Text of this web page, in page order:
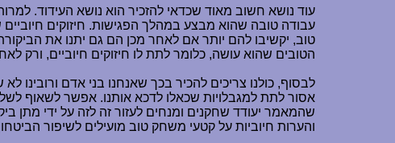
עוד נושא חשוב מאוד שכדאי להזכיר הוא נושא העידוד.
עבודה טובה שהוא מבצע במהלך הפגישות. חיזוקים
טוב, יקשיבו להם יותר אם לאחר מכן הם גם יתנו את
הטובים שהוא עושה, כלומר לתת לו חיזוקים חיוביים, ורק
לבסוף, כולנו צריכים להכיר בכך שאנחנו בני אדם ורובינו
אסור לתת למגבלויות שכאלו לדכא אותנו. אפשר לשאוף
שהמאמר יעודד שחקנים ומנחים לעזור זה לזה על ידי מתן
והערות חיוביות על קטעי משחק טוב מועילים לשיפור